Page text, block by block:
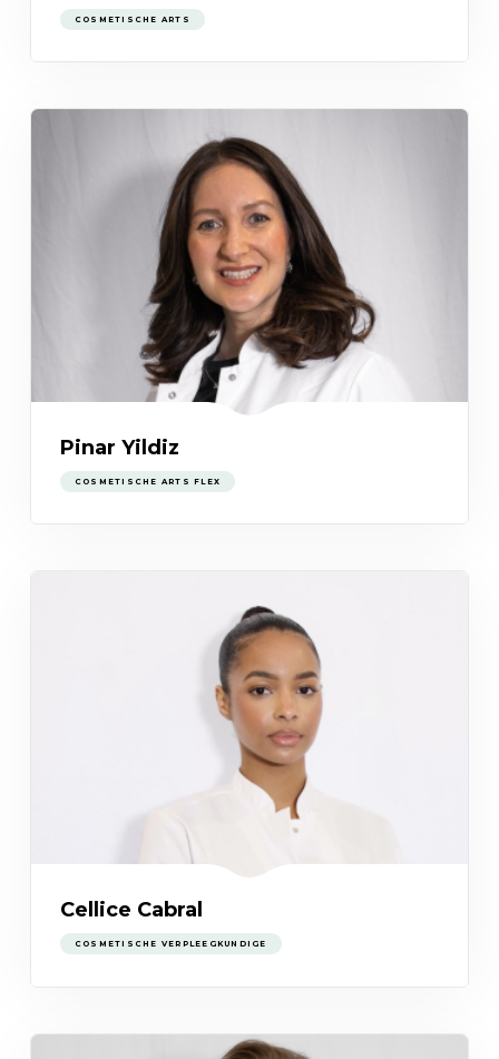
COSMETISCHE ARTS
Pinar Yildiz
COSMETISCHE ARTS FLEX
Cellice Cabral
COSMETISCHE VERPLEEGKUNDIGE